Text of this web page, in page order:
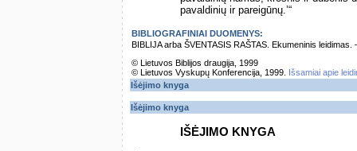
pavaldinių ir pareigūnų.’“
BIBLIOGRAFINIAI DUOMENYS:
BIBLIJA arba ŠVENTASIS RAŠTAS. Ekumeninis
© Lietuvos Biblijos draugija, 1999
© Lietuvos Vyskupų Konferencija, 1999.
Išsamiai apie
Išėjimo knyga
Išėjimo knyga
IŠĖJIMO KNYGA